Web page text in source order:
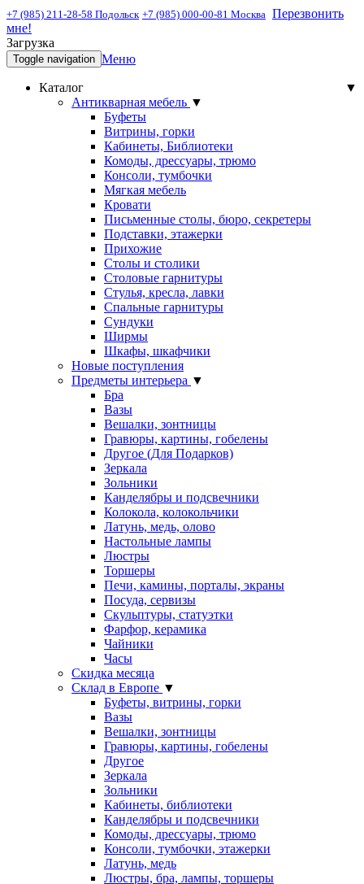
+7 (985) 211-28-58 Подольск +7 (985) 000-00-81 Москва Перезвонить
мне!
Загрузка
Toggle navigation Меню
Каталог
▼
Антикварная мебель ▼
Буфеты
Витрины, горки
Кабинеты, Библиотеки
Комоды, дрессуары, трюмо
Консоли, тумбочки
Мягкая мебель
Кровати
Письменные столы, бюро, секретеры
Подставки, этажерки
Прихожие
Столы и столики
Столовые гарнитуры
Стулья, кресла, лавки
Спальные гарнитуры
Сундуки
Ширмы
Шкафы, шкафчики
Новые поступления
Предметы интерьера ▼
Бра
Вазы
Вешалки, зонтницы
Гравюры, картины, гобелены
Другое (Для Подарков)
Зеркала
Зольники
Канделябры и подсвечники
Колокола, колокольчики
Латунь, медь, олово
Настольные лампы
Люстры
Торшеры
Печи, камины, порталы, экраны
Посуда, сервизы
Скульптуры, статуэтки
Фарфор, керамика
Чайники
Часы
Скидка месяца
Склад в Европе ▼
Буфеты, витрины, горки
Вазы
Вешалки, зонтницы
Гравюры, картины, гобелены
Другое
Зеркала
Зольники
Кабинеты, библиотеки
Канделябры и подсвечники
Комоды, дрессуары, трюмо
Консоли, тумбочки, этажерки
Латунь, медь
Люстры, бра, лампы, торшеры